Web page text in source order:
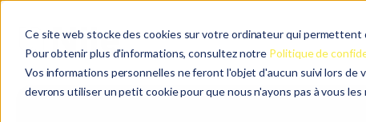
Ce site web stocke des cookies sur votre ordinateur qui
Pour obtenir plus d'informations, consultez notre Politique de
Vos informations personnelles ne feront l'objet d'aucun suivi lors
devrons utiliser un petit cookie pour que nous n'ayons pas à vous les